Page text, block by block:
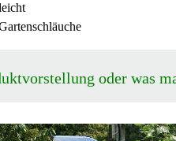
oder was